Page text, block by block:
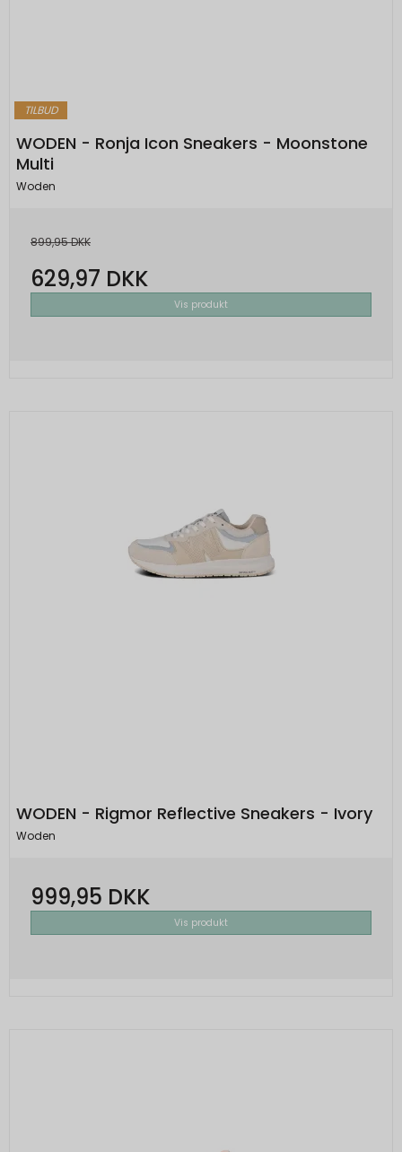
TILBUD
WODEN - Ronja Icon Sneakers - Moonstone
Multi
Woden
899,95 DKK
629,97 DKK
Vis produkt
WODEN - Rigmor Reflective Sneakers - Ivory
Woden
999,95 DKK
Vis produkt